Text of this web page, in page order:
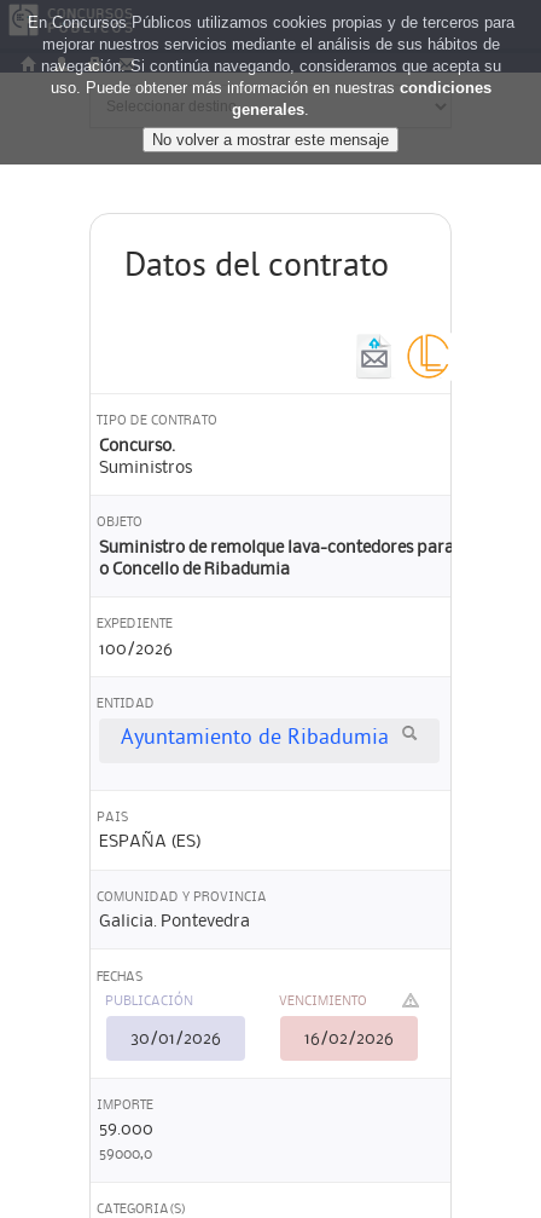
Datos del contrato
TIPO DE CONTRATO
Concurso.
Suministros
OBJETO
Suministro de remolque lava-contedores para
o Concello de Ribadumia
EXPEDIENTE
100/2026
ENTIDAD
Ayuntamiento de Ribadumia
PAIS
ESPAÑA (ES)
COMUNIDAD Y PROVINCIA
Galicia. Pontevedra
FECHAS
PUBLICACIÓN
30/01/2026
VENCIMIENTO
16/02/2026
IMPORTE
59.000
59000,0
CATEGORIA(S)
En Concursos Públicos utilizamos cookies propias y de terceros para
mejorar nuestros servicios mediante el análisis de sus hábitos de
navegación. Si continúa navegando, consideramos que acepta su
uso. Puede obtener más información en nuestras condiciones
generales.